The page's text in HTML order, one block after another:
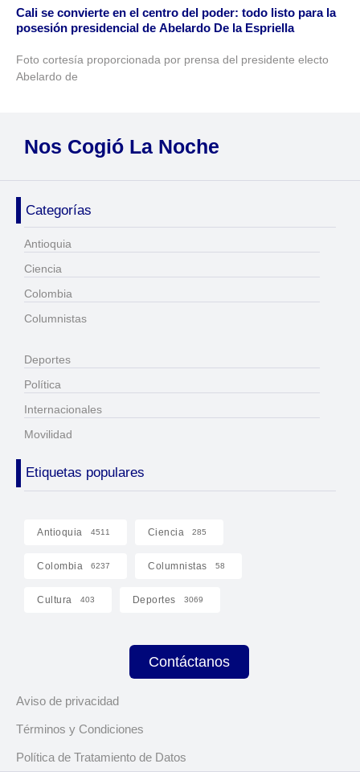
Cali se convierte en el centro del poder: todo listo para la
posesión presidencial de Abelardo De la Espriella
Foto cortesía proporcionada por prensa del presidente electo
Abelardo de
Nos Cogió La Noche
Categorías
Antioquia
Ciencia
Colombia
Columnistas
Deportes
Política
Internacionales
Movilidad
Etiquetas populares
Antioquia 4511 Ciencia 285
Colombia 6237 Columnistas 58
Cultura 403 Deportes 3069
Contáctanos
Aviso de privacidad
Términos y Condiciones
Política de Tratamiento de Datos